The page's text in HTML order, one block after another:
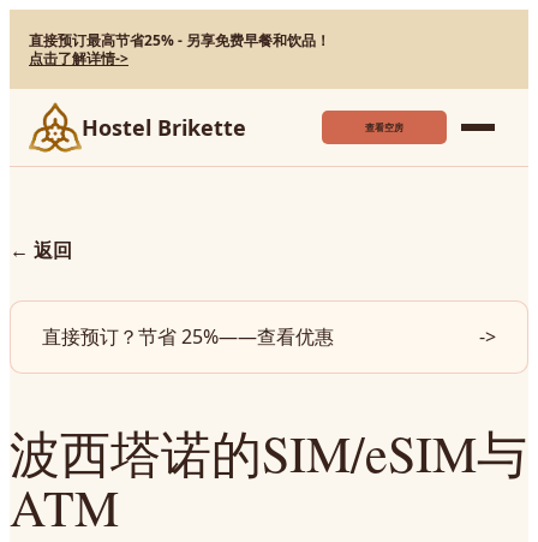
直接预订最高节省25% - 另享免费早餐和饮品！
点击了解详情->
Hostel Brikette 查看空房
← 返回
直接预订？节省 25%——查看优惠 ->
波西塔诺的SIM/eSIM与
ATM